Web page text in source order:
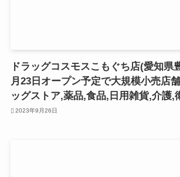
ドラッグコスモスこもぐち店(愛知県
月23日オープン予定で大規模小売店
ッグストア,薬品,食品,日用雑貨,介護,
2023年9月26日